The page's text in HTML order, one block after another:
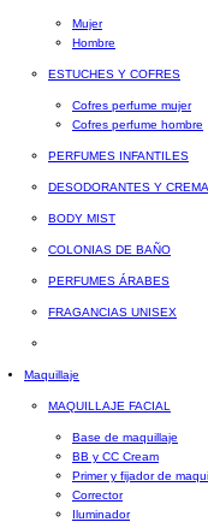
Mujer
Hombre
ESTUCHES Y COFRES
Cofres perfume mujer
Cofres perfume hombre
PERFUMES INFANTILES
DESODORANTES Y
BODY MIST
COLONIAS DE BAÑO
PERFUMES ÁRABES
FRAGANCIAS UNISEX
Maquillaje
MAQUILLAJE FACIAL
Base de maquillaje
BB y CC Cream
Primer y fijador de
Corrector
Iluminador